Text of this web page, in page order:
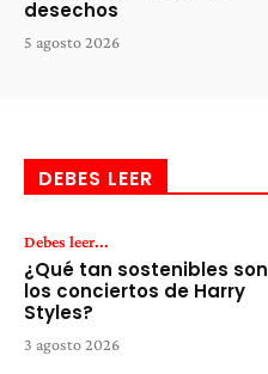
desechos
5 agosto 2026
DEBES LEER
Debes leer...
¿Qué tan sostenibles son
los conciertos de Harry
Styles?
3 agosto 2026